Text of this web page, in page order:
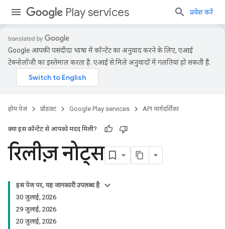
Play services प्रवेश करें
Google आपकी पसंदीदा भाषा में कॉन्टेंट का अनुवाद करने के लिए, एआई
टेक्नोलॉजी का इस्तेमाल करता है. एआई से मिले अनुवादों में गलतियां हो सकती हैं.
होम पेज प्रॉडक्ट Google Play services API मार्गदर्शिका
क्या इस कॉन्टेंट से आपको मदद मिली?
रिलीज़ नोट्स
इस पेज पर, यह जानकारी उपलब्ध है
30 जुलाई, 2026
29 जुलाई, 2026
20 जुलाई, 2026